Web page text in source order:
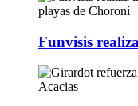
Funvisis